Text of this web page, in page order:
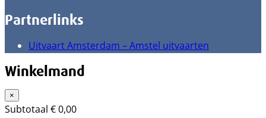
Partnerlinks
Uitvaart Amsterdam – Amstel uitvaarten
Winkelmand
×
Subtotaal €0,00